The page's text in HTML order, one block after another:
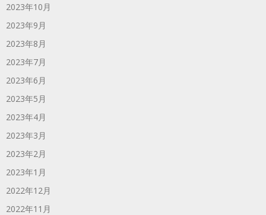
2023年10月
2023年9月
2023年8月
2023年7月
2023年6月
2023年5月
2023年4月
2023年3月
2023年2月
2023年1月
2022年12月
2022年11月